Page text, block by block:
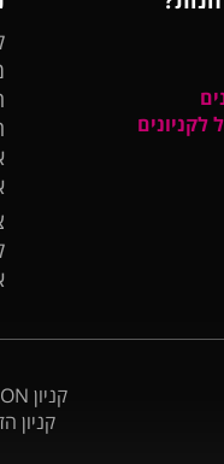
לקניונים
קניון BIG FASHION אשדוד
קניון